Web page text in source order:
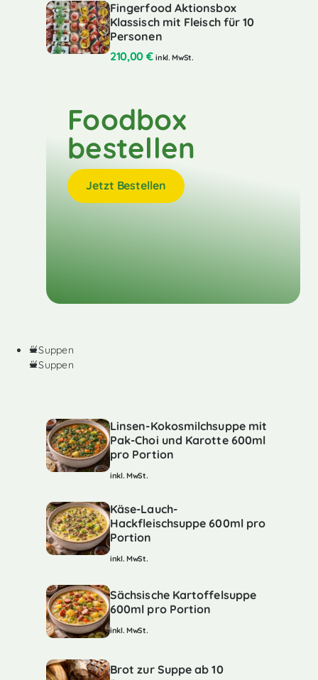
Fingerfood Aktionsbox
Klassisch mit Fleisch für 10
Personen
210,00 € inkl. MwSt.
Foodbox
bestellen
Jetzt Bestellen
Suppen
Suppen
Linsen-Kokosmilchsuppe mit
Pak-Choi und Karotte 600ml
pro Portion
inkl. MwSt.
Käse-Lauch-
Hackfleischsuppe 600ml pro
Portion
inkl. MwSt.
Sächsische Kartoffelsuppe
600ml pro Portion
inkl. MwSt.
Brot zur Suppe ab 10